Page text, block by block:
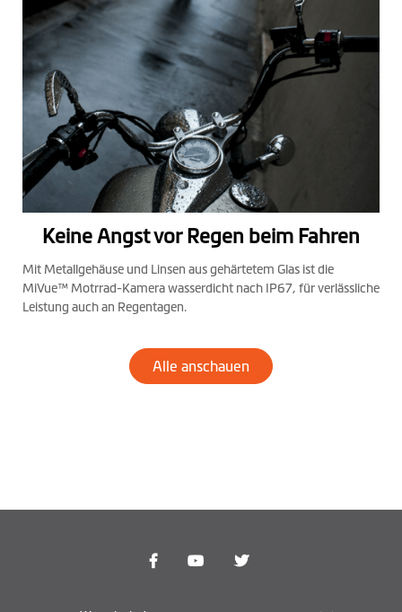
Keine Angst vor Regen beim Fahren
Mit Metallgehäuse und Linsen aus gehärtetem Glas ist die
MiVue™ Motrrad-Kamera wasserdicht nach IP67, für verlässliche
Leistung auch an Regentagen.
Alle anschauen